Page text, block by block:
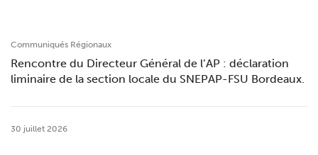
Communiqués Régionaux
Rencontre du Directeur Général de l’AP : déclaration
liminaire de la section locale du SNEPAP-FSU Bordeaux.
30 juillet 2026